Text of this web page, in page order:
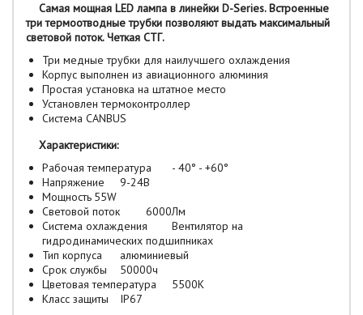
Самая мощная LED лампа в линейки D-Series. Встроенные
три термоотводные трубки позволяют выдать максимальный
световой поток. Четкая СТГ.
Три медные трубки для наилучшего охлаждения
Корпус выполнен из авиационного алюминия
Простая установка на штатное место
Установлен термоконтроллер
Система CANBUS
Характеристики:
Рабочая температура
- 40° - +60°
Напряжение
9-24B
Мощность 55W
Световой поток
6000Лм
Система охлаждения
Вентилятор на
гидродинамических подшипниках
Тип корпуса
алюминиевый
Срок службы
50000ч
Цветовая температура
5500K
Класс защиты
IP67